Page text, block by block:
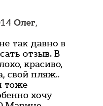
Олег,
так давно в
отзыв. В
красиво,
свой пляж..
тоже
хочу